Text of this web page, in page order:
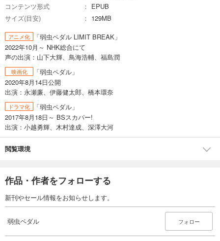
コンテンツ形式
EPUB
サイズ(目安)
129MB
アニメ化
「弱虫ペダル LIMIT BREAK」
2022年10月～ NHK総合にて
声の出演：山下大輝、鳥海浩輔、福島潤
映画化
「弱虫ペダル」
2020年8月14日公開
出演：永瀬廉、伊藤健太郎、橋本環奈
ドラマ化
「弱虫ペダル」
2017年8月18日～ BSスカパー!
出演：小越勇輝、木村達成、深澤大河
閲覧環境
作品・作者をフォローする
新刊やセール情報をお知らせします。
弱虫ペダル フォロー